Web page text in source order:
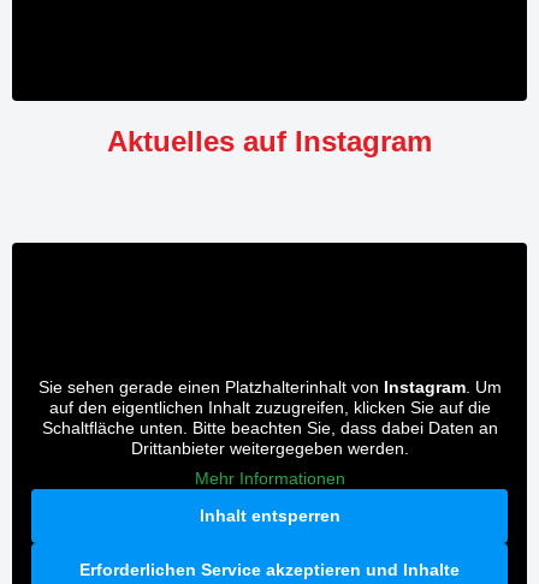
Aktuelles auf Instagram
Sie sehen gerade einen Platzhalterinhalt von Instagram. Um
auf den eigentlichen Inhalt zuzugreifen, klicken Sie auf die
Schaltfläche unten. Bitte beachten Sie, dass dabei Daten an
Drittanbieter weitergegeben werden.
Mehr Informationen
Inhalt entsperren
Erforderlichen Service akzeptieren und Inhalte